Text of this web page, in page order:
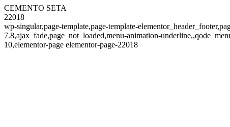
CEMENTO SETA
22018
wp-singular,page-template,page-template-
7.8,ajax_fade,page_not_loaded,menu-animation-
10,elementor-page elementor-page-22018